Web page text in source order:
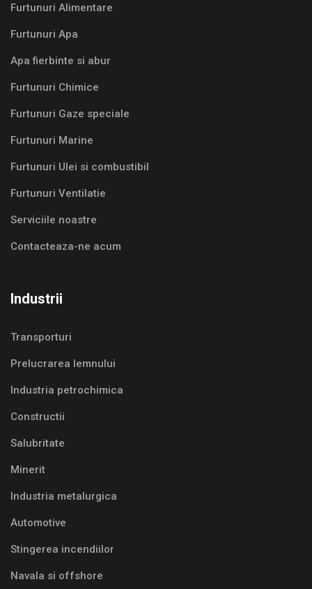
Furtunuri Alimentare
Furtunuri Apa
Apa fierbinte si abur
Furtunuri Chimice
Furtunuri Gaze speciale
Furtunuri Marine
Furtunuri Ulei si combustibil
Furtunuri Ventilatie
Serviciile noastre
Contacteaza-ne acum
Industrii
Transporturi
Prelucrarea lemnului
Industria petrochimica
Constructii
Salubritate
Minerit
Industria metalurgica
Automotive
Stingerea incendiilor
Navala si offshore